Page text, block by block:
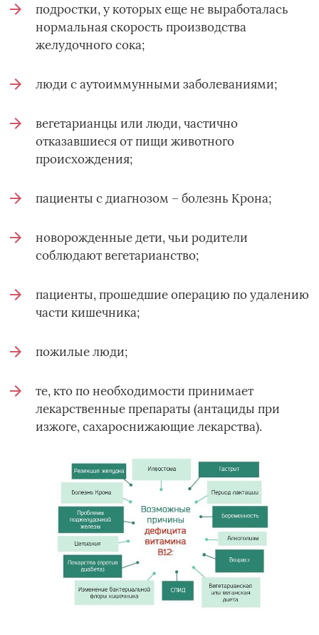
подростки, у которых еще не выработалась
нормальная скорость производства
желудочного сока;
люди с аутоиммунными заболеваниями;
вегетарианцы или люди, частично
отказавшиеся от пищи животного
происхождения;
пациенты с диагнозом – болезнь Крона;
новорожденные дети, чьи родители
соблюдают вегетарианство;
пациенты, прошедшие операцию по удалению
части кишечника;
пожилые люди;
те, кто по необходимости принимает
лекарственные препараты (антациды при
изжоге, сахароснижающие лекарства).